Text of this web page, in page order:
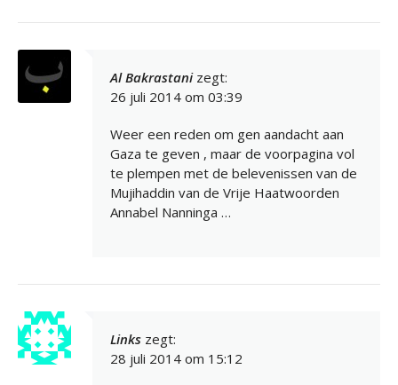
Al Bakrastani zegt:
26 juli 2014 om 03:39
Weer een reden om gen aandacht aan
Gaza te geven , maar de voorpagina vol
te plempen met de belevenissen van de
Mujihaddin van de Vrije Haatwoorden
Annabel Nanninga …
Links zegt:
28 juli 2014 om 15:12